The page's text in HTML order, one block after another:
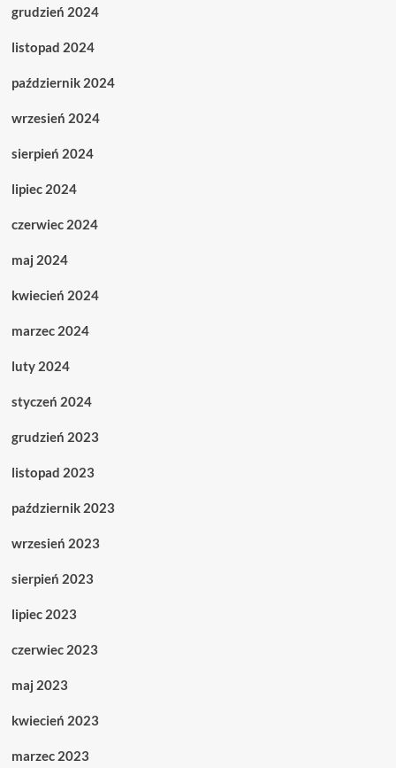
grudzień 2024
listopad 2024
październik 2024
wrzesień 2024
sierpień 2024
lipiec 2024
czerwiec 2024
maj 2024
kwiecień 2024
marzec 2024
luty 2024
styczeń 2024
grudzień 2023
listopad 2023
październik 2023
wrzesień 2023
sierpień 2023
lipiec 2023
czerwiec 2023
maj 2023
kwiecień 2023
marzec 2023